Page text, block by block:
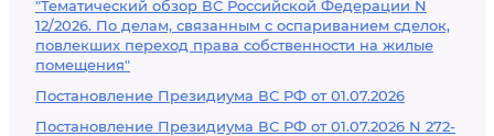
"Тематический обзор ВС Российской Федерации N
12/2026. По делам, связанным с оспариванием сделок,
повлекших переход права собственности на жилые
помещения"
Постановление Президиума ВС РФ от 01.07.2026
Постановление Президиума ВС РФ от 01.07.2026 N 272-